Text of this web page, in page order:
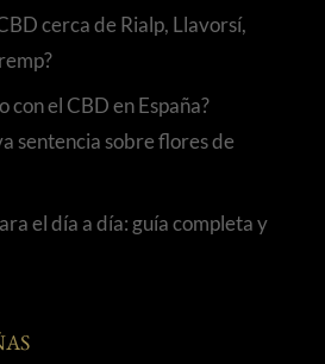
cerca de Rialp, Llavorsí,
con el CBD en España?
sentencia sobre flores de
el día a día: guía completa y